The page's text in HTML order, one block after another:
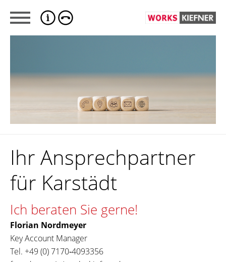
Ihr Ansprechpartner
für Karstädt
Ich beraten Sie gerne!
Florian Nordmeyer
Key Account Manager
Tel. +49 (0) 7170‐4093356